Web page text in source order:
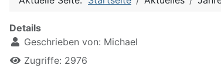
Details
Geschrieben von: Michael
Zugriffe: 2976